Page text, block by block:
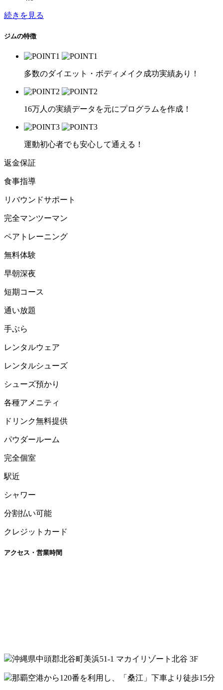
続きを見る
ジムの特徴
多数のダイエット・ボディメイク成功実績あり！
16万人の実績データを元にプログラムを作成！
運動初心者でも安心して通える！
返金保証
食事指導
リバウンドサポート
完全マンツーマン
ペアトレーニング
無料体験
早朝深夜
短期コース
通い放題
手ぶら
レンタルウェア
レンタルシューズ
シューズ預かり
各種アメニティ
ドリンク無料提供
パウダールーム
完全個室
駅近
シャワー
分割払い可能
クレジットカード
アクセス・営業時間
沖縄県中頭郡北谷町美浜51-1 マカイリゾート北谷 3F
那覇空港から120番を利用し、「桑江」下車より徒歩15分